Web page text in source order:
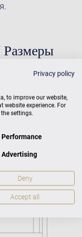
× Г 61
Privacy policy
to improve our website,
website experience. For
settings.
Performance
Advertising
Deny
Accept all